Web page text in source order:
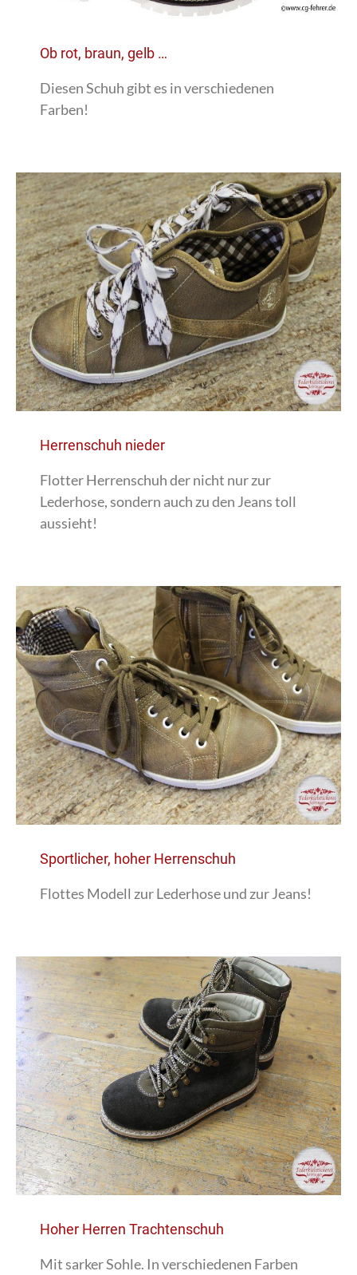
Ob rot, braun, gelb …
Diesen Schuh gibt es in verschiedenen
Farben!
Herrenschuh nieder
Flotter Herrenschuh der nicht nur zur
Lederhose, sondern auch zu den Jeans toll
aussieht!
Sportlicher, hoher Herrenschuh
Flottes Modell zur Lederhose und zur Jeans!
Hoher Herren Trachtenschuh
Mit sarker Sohle. In verschiedenen Farben